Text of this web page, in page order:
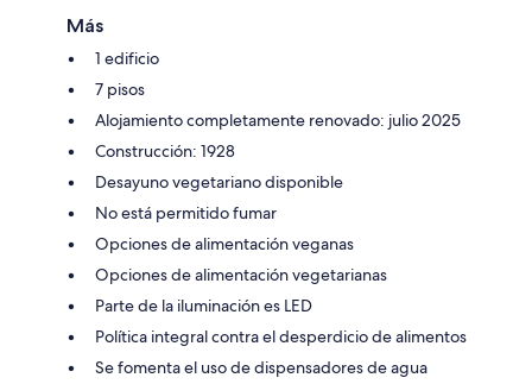
Más
1 edificio
7 pisos
Alojamiento completamente renovado: julio 2025
Construcción: 1928
Desayuno vegetariano disponible
No está permitido fumar
Opciones de alimentación veganas
Opciones de alimentación vegetarianas
Parte de la iluminación es LED
Política integral contra el desperdicio de alimentos
Se fomenta el uso de dispensadores de agua